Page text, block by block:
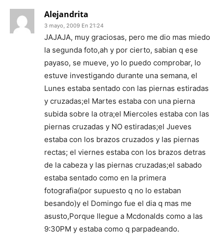
Alejandrita
3 mayo, 2009 En 21:24
JAJAJA, muy graciosas, pero me dio mas miedo
la segunda foto,ah y por cierto, sabian q ese
payaso, se mueve, yo lo puedo comprobar, lo
estuve investigando durante una semana, el
Lunes estaba sentado con las piernas estiradas
y cruzadas;el Martes estaba con una pierna
subida sobre la otra;el Miercoles estaba con las
piernas cruzadas y NO estiradas;el Jueves
estaba con los brazos cruzados y las piernas
rectas; el viernes estaba con los brazos detras
de la cabeza y las piernas cruzadas;el sabado
estaba sentado como en la primera
fotografia(por supuesto q no lo estaban
besando)y el Domingo fue el dia q mas me
asusto,Porque llegue a Mcdonalds como a las
9:30PM y estaba como q parpadeando.